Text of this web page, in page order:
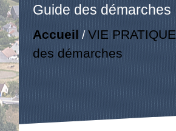
Guide des démarches
Accueil /VIE PRATIQUE
des démarches